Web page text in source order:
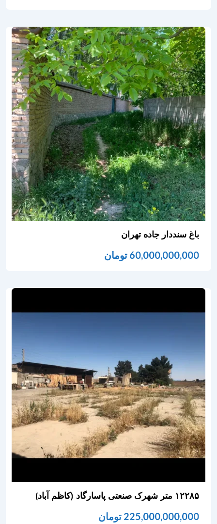
باغ سنددار جاده تهران
60,000,000,000 تومان
۱۲۲۸۵ متر شهرک صنعتی پاسارگاد (کاظم آباد)
225,000,000,000 تومان